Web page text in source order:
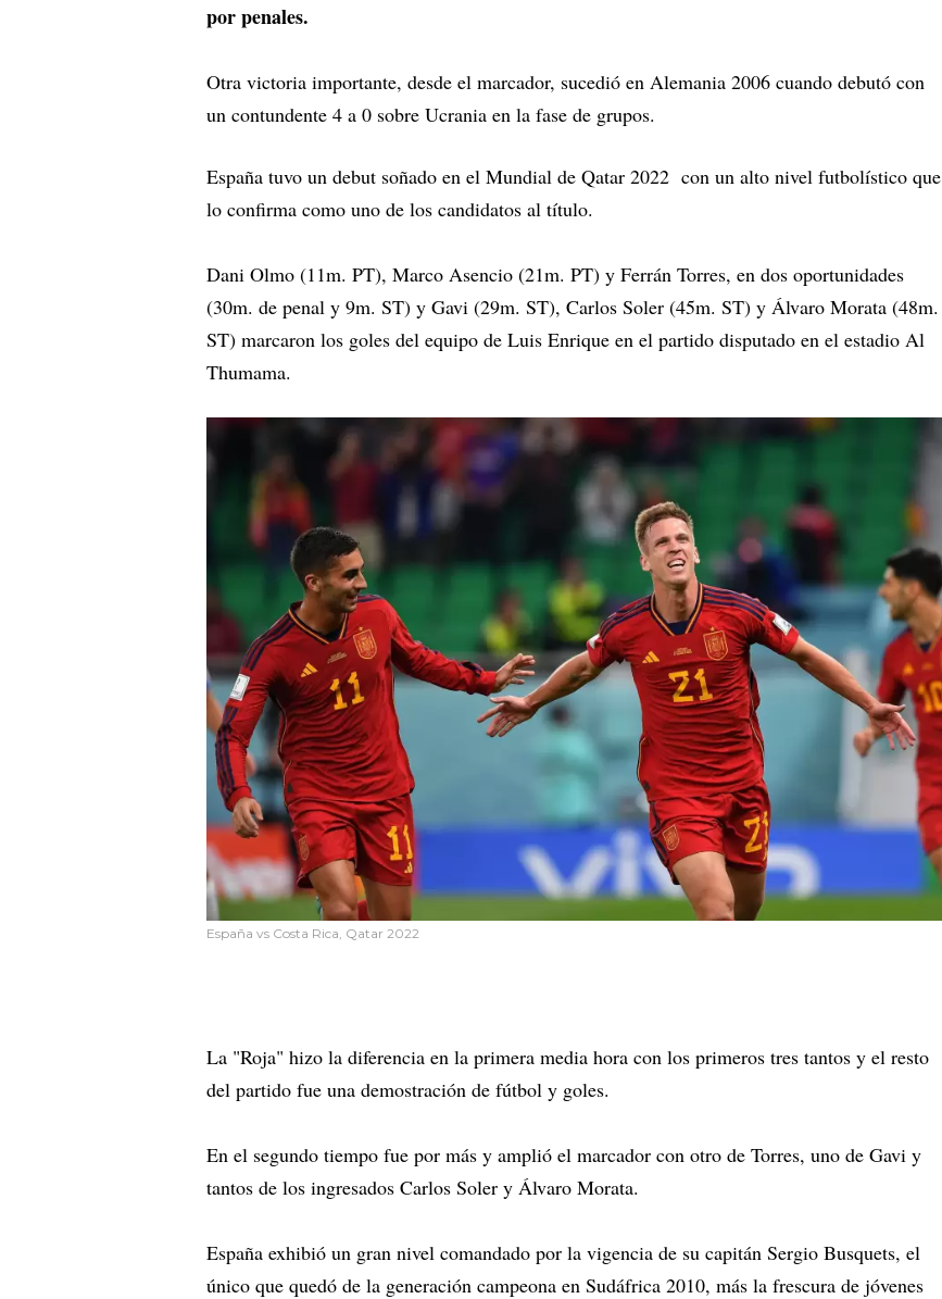
por penales.
Otra victoria importante, desde el marcador, sucedió en Alemania 2006 cuando debutó con
un contundente 4 a 0 sobre Ucrania en la fase de grupos.
España tuvo un debut soñado en el Mundial de Qatar 2022 con un alto nivel futbolístico que
lo confirma como uno de los candidatos al título.
Dani Olmo (11m. PT), Marco Asencio (21m. PT) y Ferrán Torres, en dos oportunidades
(30m. de penal y 9m. ST) y Gavi (29m. ST), Carlos Soler (45m. ST) y Álvaro Morata (48m.
ST) marcaron los goles del equipo de Luis Enrique en el partido disputado en el estadio Al
Thumama.
España vs Costa Rica, Qatar 2022
La "Roja" hizo la diferencia en la primera media hora con los primeros tres tantos y el resto
del partido fue una demostración de fútbol y goles.
En el segundo tiempo fue por más y amplió el marcador con otro de Torres, uno de Gavi y
tantos de los ingresados Carlos Soler y Álvaro Morata.
España exhibió un gran nivel comandado por la vigencia de su capitán Sergio Busquets, el
único que quedó de la generación campeona en Sudáfrica 2010, más la frescura de jóvenes